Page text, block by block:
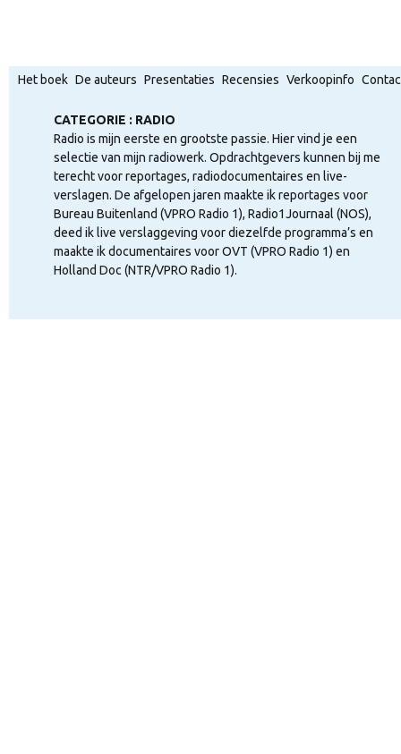
Het boek De auteurs Presentaties Recensies Verkoopinfo
CATEGORIE : RADIO
Radio is mijn eerste en grootste passie. Hier vind je een
selectie van mijn radiowerk. Opdrachtgevers kunnen bij me
terecht voor reportages, radiodocumentaires en live-
verslagen. De afgelopen jaren maakte ik reportages voor
Bureau Buitenland (VPRO Radio 1), Radio1Journaal (NOS),
deed ik live verslaggeving voor diezelfde programma’s en
maakte ik documentaires voor OVT (VPRO Radio 1) en
Holland Doc (NTR/VPRO Radio 1).